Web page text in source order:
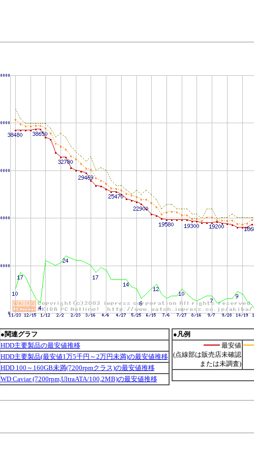
●関連グラフ
HDD主要製品の最安値推移
HDD主要製品(最安値1万5千円～2万円未満)の最安値推移
HDD 100～160GB未満(7200rpmクラス)の最安値推移
WD Caviar (7200rpm,UltraATA/100,2MB)の最安値推移
●凡例
最安値
(点線部は販売店未確認
または未調査)